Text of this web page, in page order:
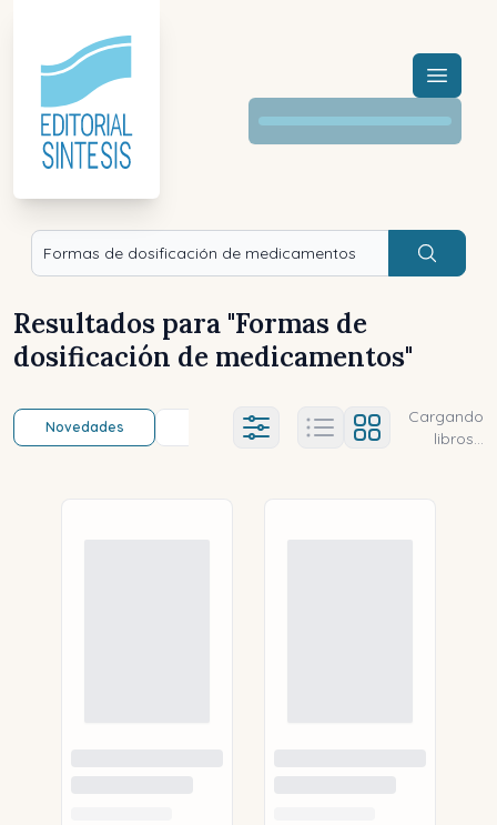
Menú
Buscar
Resultados para "Formas de
dosificación de medicamentos"
Novedades Título (a-z) Título (z-a)
Ajustes abierto
Cargando
libros...